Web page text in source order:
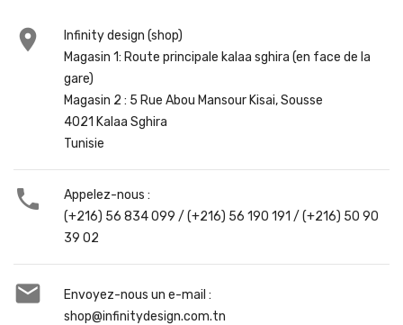

Infinity design (shop)
Magasin 1: Route principale kalaa sghira (en face de la
gare)
Magasin 2 : 5 Rue Abou Mansour Kisai, Sousse
4021 Kalaa Sghira
Tunisie

Appelez-nous :
(+216) 56 834 099 / (+216) 56 190 191 / (+216) 50 90
39 02

Envoyez-nous un e-mail :
shop@infinitydesign.com.tn